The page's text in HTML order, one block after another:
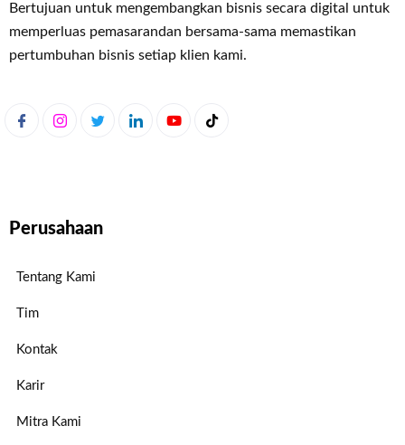
Bertujuan untuk mengembangkan bisnis secara digital untuk
memperluas pemasarandan bersama-sama memastikan
pertumbuhan bisnis setiap klien kami.
Perusahaan
Tentang Kami
Tim
Kontak
Karir
Mitra Kami